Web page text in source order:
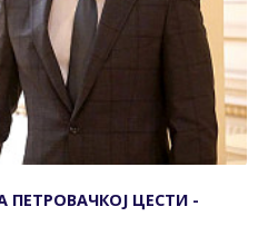
ЦЕСТИ -